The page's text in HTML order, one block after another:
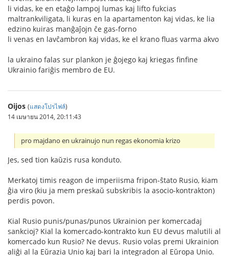
li vidas, ke en etaĝo lampoj lumas kaj lifto fukcias
maltrankviligata, li kuras en la apartamenton kaj vidas, ke lia
edzino kuiras manĝaĵojn ĉe gas-forno
li venas en lavĉambron kaj vidas, ke el krano fluas varma akvo
la ukraino falas sur plankon je ĝojego kaj kriegas finfine
Ukrainio fariĝis membro de EU.
Oijos (แสดงโปรไฟล์)
14 เมษายน 2014, 20:11:43
pro majdano en ukrainujo nun regas ekonomia krizo
Jes, sed tion kaŭzis rusa konduto.
Merkatoj timis reagon de imperiisma fripon-ŝtato Rusio, kiam
ĝia viro (kiu ja mem preskaŭ subskribis la asocio-kontrakton)
perdis povon.
Kial Rusio punis/punas/punos Ukrainion per komercadaj
sankcioj? Kial la komercado-kontrakto kun EU devus malutili al
komercado kun Rusio? Ne devus. Rusio volas premi Ukrainion
aliĝi al la Eŭrazia Unio kaj bari la integradon al Eŭropa Unio.